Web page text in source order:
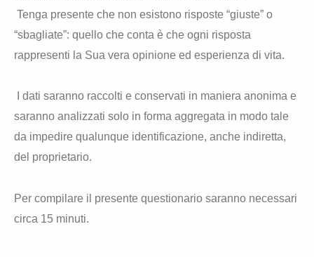
Tenga presente che non esistono risposte “giuste” o
“sbagliate”: quello che conta è che ogni risposta
rappresenti la Sua vera opinione ed esperienza di vita.
I dati saranno raccolti e conservati in maniera anonima e
saranno analizzati solo in forma aggregata in modo tale
da impedire qualunque identificazione, anche indiretta,
del proprietario.
Per compilare il presente questionario saranno necessari
circa 15 minuti.